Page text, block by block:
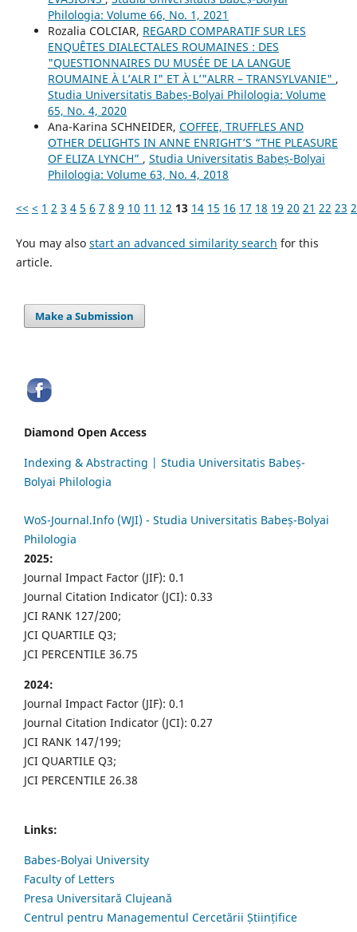
Philologia: Volume 66, No. 1, 2021
Rozalia COLCIAR, REGARD COMPARATIF SUR LES
ENQUÊTES DIALECTALES ROUMAINES : DES
"QUESTIONNAIRES DU MUSÉE DE LA LANGUE
ROUMAINE À L’ALR I" ET À L’"ALRR – TRANSYLVANIE" ,
Studia Universitatis Babeș-Bolyai Philologia: Volume
65, No. 4, 2020
Ana-Karina SCHNEIDER, COFFEE, TRUFFLES AND
OTHER DELIGHTS IN ANNE ENRIGHT’S “THE PLEASURE
OF ELIZA LYNCH” , Studia Universitatis Babeș-Bolyai
Philologia: Volume 63, No. 4, 2018
<< < 1 2 3 4 5 6 7 8 9 10 11 12 13 14 15 16 17 18 19 20 21 22 23
You may also start an advanced similarity search for this
article.
Make a Submission
Diamond Open Access
Indexing & Abstracting | Studia Universitatis Babeș-
Bolyai Philologia
WoS-Journal.Info (WJI) - Studia Universitatis Babeș-Bolyai
Philologia
2025:
Journal Impact Factor (JIF): 0.1
Journal Citation Indicator (JCI): 0.33
JCI RANK 127/200;
JCI QUARTILE Q3;
JCI PERCENTILE 36.75
2024:
Journal Impact Factor (JIF): 0.1
Journal Citation Indicator (JCI): 0.27
JCI RANK 147/199;
JCI QUARTILE Q3;
JCI PERCENTILE 26.38
Links:
Babes-Bolyai University
Faculty of Letters
Presa Universitară Clujeană
Centrul pentru Managementul Cercetării Științifice